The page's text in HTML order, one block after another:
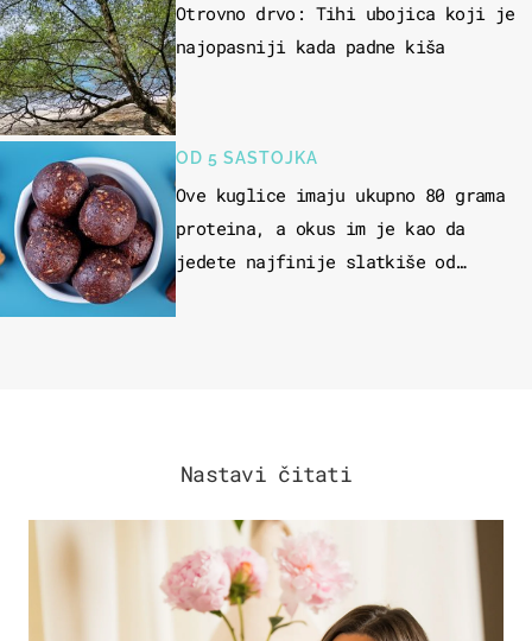
Otrovno drvo: Tihi ubojica koji je
najopasniji kada padne kiša
OD 5 SASTOJKA
Ove kuglice imaju ukupno 80 grama
proteina, a okus im je kao da
jedete najfinije slatkiše od
Nastavi čitati
MODA & LJEPOTA